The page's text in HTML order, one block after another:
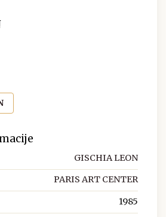
GISCHIA LEON
PARIS ART CENTER
1985